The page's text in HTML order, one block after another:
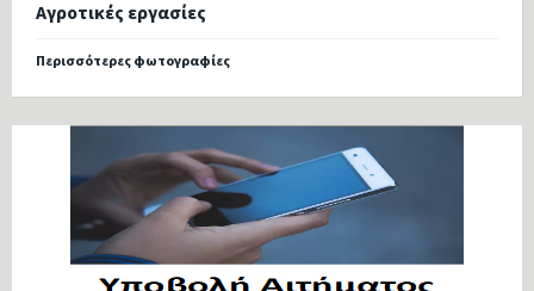
Αγροτικές εργασίες
Περισσότερες φωτογραφίες